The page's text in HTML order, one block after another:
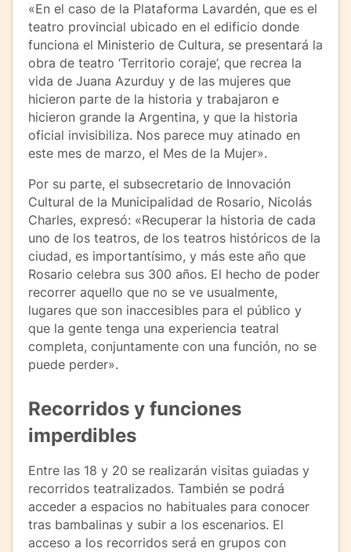
«En el caso de la Plataforma Lavardén, que es el
teatro provincial ubicado en el edificio donde
funciona el Ministerio de Cultura, se presentará la
obra de teatro ‘Territorio coraje’, que recrea la
vida de Juana Azurduy y de las mujeres que
hicieron parte de la historia y trabajaron e
hicieron grande la Argentina, y que la historia
oficial invisibiliza. Nos parece muy atinado en
este mes de marzo, el Mes de la Mujer».
Por su parte, el subsecretario de Innovación
Cultural de la Municipalidad de Rosario, Nicolás
Charles, expresó: «Recuperar la historia de cada
uno de los teatros, de los teatros históricos de la
ciudad, es importantísimo, y más este año que
Rosario celebra sus 300 años. El hecho de poder
recorrer aquello que no se ve usualmente,
lugares que son inaccesibles para el público y
que la gente tenga una experiencia teatral
completa, conjuntamente con una función, no se
puede perder».
Recorridos y funciones
imperdibles
Entre las 18 y 20 se realizarán visitas guiadas y
recorridos teatralizados. También se podrá
acceder a espacios no habituales para conocer
tras bambalinas y subir a los escenarios. El
acceso a los recorridos será en grupos con